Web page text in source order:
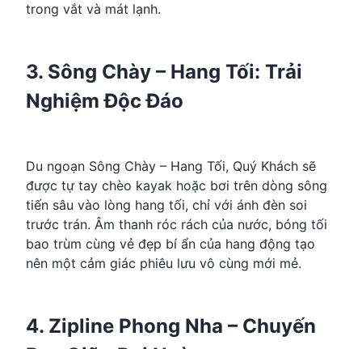
trong vắt và mát lạnh.
3. Sông Chày – Hang Tối: Trải
Nghiệm Độc Đáo
Du ngoạn Sông Chày – Hang Tối, Quý Khách sẽ
được tự tay chèo kayak hoặc bơi trên dòng sông
tiến sâu vào lòng hang tối, chỉ với ánh đèn soi
trước trán. Âm thanh róc rách của nước, bóng tối
bao trùm cùng vẻ đẹp bí ẩn của hang động tạo
nên một cảm giác phiêu lưu vô cùng mới mẻ.
4. Zipline Phong Nha – Chuyến